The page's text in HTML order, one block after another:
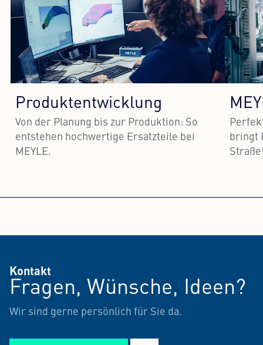
Produktentwicklung
Von der Planung bis zur Produktion: So
entstehen hochwertige Ersatzteile bei
MEYLE.
bringt
Kontakt
Fragen, Wünsche, Ideen?
Wir sind gerne persönlich für Sie da.